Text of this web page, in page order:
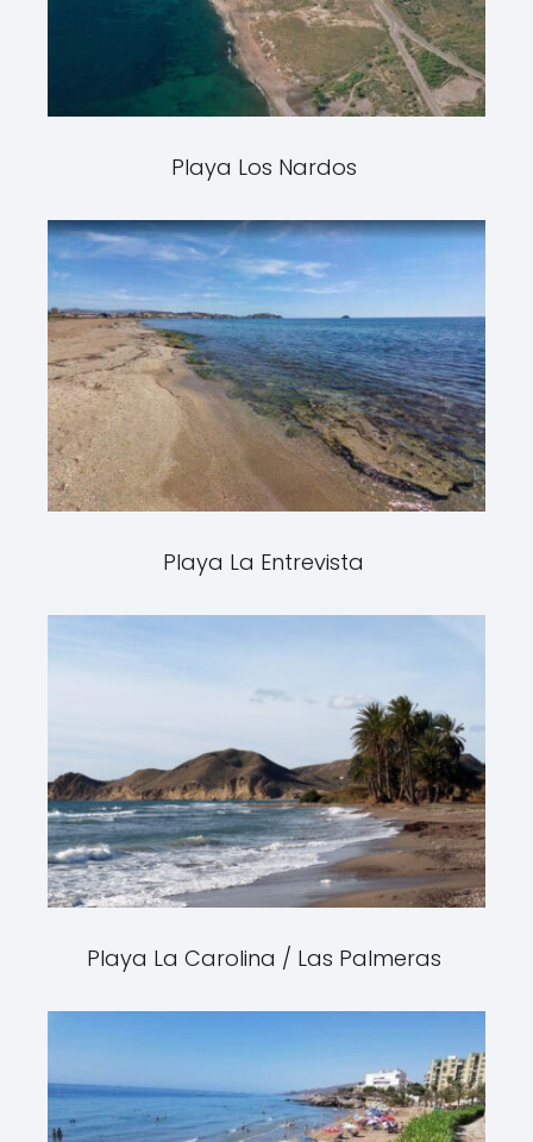
Playa Los Nardos
Playa La Entrevista
Playa La Carolina / Las Palmeras